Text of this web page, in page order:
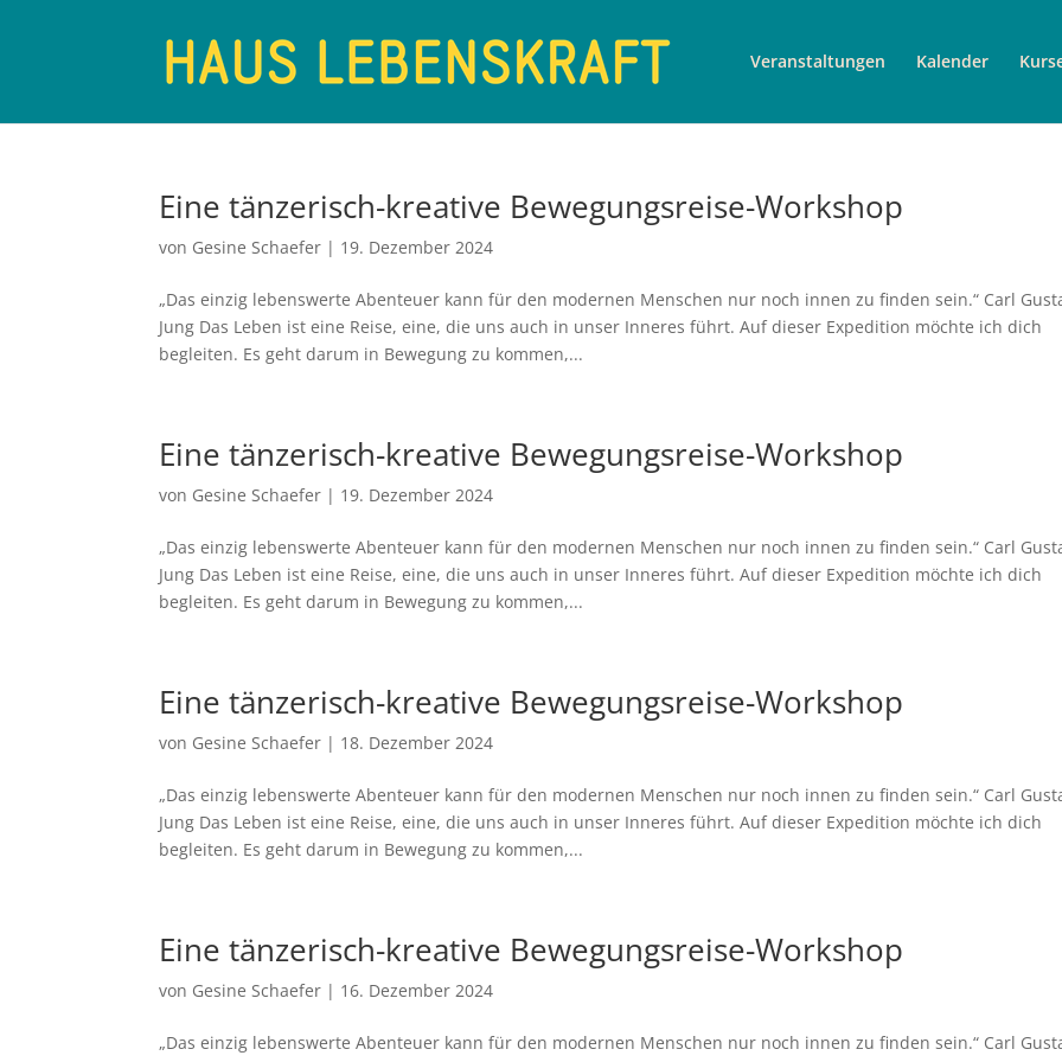
Veranstaltungen Kalender
Eine tänzerisch-kreative Bewegungsreise-Workshop
von Gesine Schaefer | 19. Dezember 2024
„Das einzig lebenswerte Abenteuer kann für den modernen Menschen nur noch innen zu finden sein.“ Carl
Jung Das Leben ist eine Reise, eine, die uns auch in unser Inneres führt. Auf dieser Expedition möchte ich dich
begleiten. Es geht darum in Bewegung zu kommen,...
Eine tänzerisch-kreative Bewegungsreise-Workshop
von Gesine Schaefer | 19. Dezember 2024
„Das einzig lebenswerte Abenteuer kann für den modernen Menschen nur noch innen zu finden sein.“ Carl
Jung Das Leben ist eine Reise, eine, die uns auch in unser Inneres führt. Auf dieser Expedition möchte ich dich
begleiten. Es geht darum in Bewegung zu kommen,...
Eine tänzerisch-kreative Bewegungsreise-Workshop
von Gesine Schaefer | 18. Dezember 2024
„Das einzig lebenswerte Abenteuer kann für den modernen Menschen nur noch innen zu finden sein.“ Carl
Jung Das Leben ist eine Reise, eine, die uns auch in unser Inneres führt. Auf dieser Expedition möchte ich dich
begleiten. Es geht darum in Bewegung zu kommen,...
Eine tänzerisch-kreative Bewegungsreise-Workshop
von Gesine Schaefer | 16. Dezember 2024
„Das einzig lebenswerte Abenteuer kann für den modernen Menschen nur noch innen zu finden sein.“ Carl